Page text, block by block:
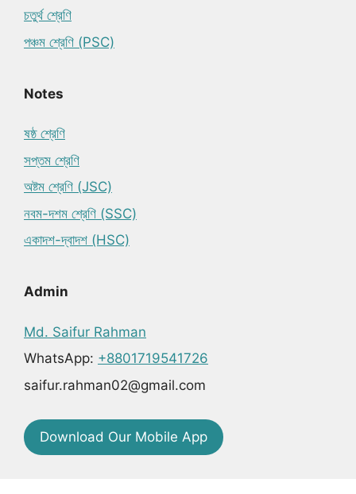
চতুর্থ শ্রেণি
পঞ্চম শ্রেণি (PSC)
Notes
ষষ্ঠ শ্রেণি
সপ্তম শ্রেণি
অষ্টম শ্রেণি (JSC)
নবম-দশম শ্রেণি (SSC)
একাদশ-দ্বাদশ (HSC)
Admin
Md. Saifur Rahman
WhatsApp: +8801719541726
saifur.rahman02@gmail.com
Download Our Mobile App